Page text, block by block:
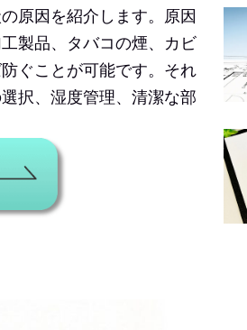
原因を紹介します。原因
製品、タバコの煙、カビ
ぐことが可能です。 それ
択、湿度管理、清潔な部